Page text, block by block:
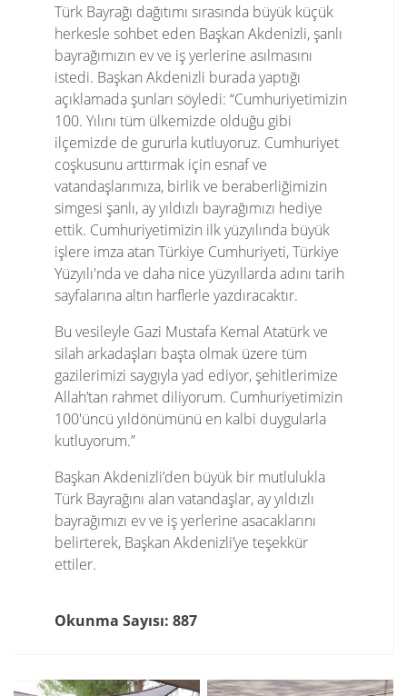
Türk Bayrağı dağıtımı sırasında büyük küçük
herkesle sohbet eden Başkan Akdenizli, şanlı
bayrağımızın ev ve iş yerlerine asılmasını
istedi. Başkan Akdenizli burada yaptığı
açıklamada şunları söyledi: “Cumhuriyetimizin
100. Yılını tüm ülkemizde olduğu gibi
ilçemizde de gururla kutluyoruz. Cumhuriyet
coşkusunu arttırmak için esnaf ve
vatandaşlarımıza, birlik ve beraberliğimizin
simgesi şanlı, ay yıldızlı bayrağımızı hediye
ettik. Cumhuriyetimizin ilk yüzyılında büyük
işlere imza atan Türkiye Cumhuriyeti, Türkiye
Yüzyılı'nda ve daha nice yüzyıllarda adını tarih
sayfalarına altın harflerle yazdıracaktır.
Bu vesileyle Gazi Mustafa Kemal Atatürk ve
silah arkadaşları başta olmak üzere tüm
gazilerimizi saygıyla yad ediyor, şehitlerimize
Allah’tan rahmet diliyorum. Cumhuriyetimizin
100'üncü yıldönümünü en kalbi duygularla
kutluyorum.”
Başkan Akdenizli’den büyük bir mutlulukla
Türk Bayrağını alan vatandaşlar, ay yıldızlı
bayrağımızı ev ve iş yerlerine asacaklarını
belirterek, Başkan Akdenizli’ye teşekkür
ettiler.
Okunma Sayısı: 887